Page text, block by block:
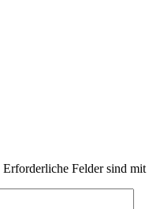
Erforderliche Felder sind mit